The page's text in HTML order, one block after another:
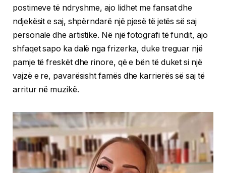
postimeve të ndryshme, ajo lidhet me fansat dhe
ndjekësit e saj, shpërndarë një pjesë të jetës së saj
personale dhe artistike. Në një fotografi të fundit, ajo
shfaqet sapo ka dalë nga frizerka, duke treguar një
pamje të freskët dhe rinore, që e bën të duket si një
vajzë e re, pavarësisht famës dhe karrierës së saj të
arritur në muzikë.